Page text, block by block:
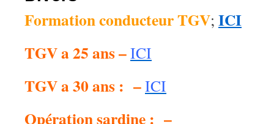
Formation conducteur TGV; ICI
TGV a 25 ans –ICI
TGV a 30 ans : –ICI
Opération sardine : –